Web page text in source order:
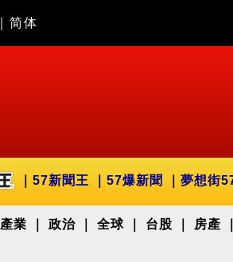
简体
57新聞王 57爆新聞 夢想街
產業 政治 全球 台股 房產